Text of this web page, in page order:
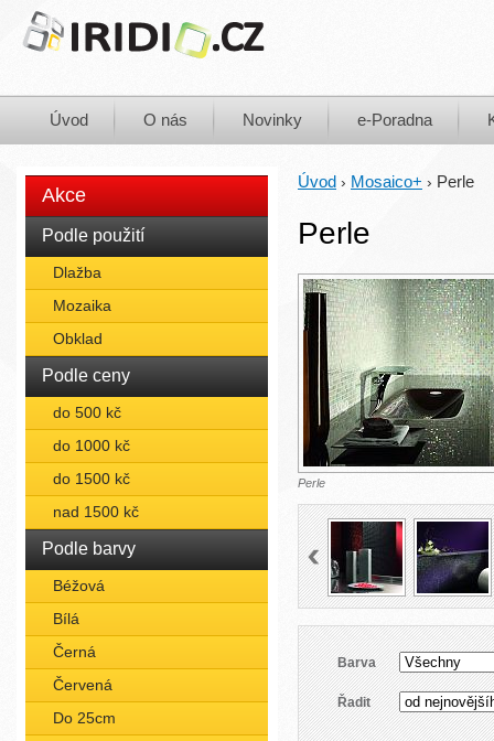
Úvod O nás Novinky e-Poradna
Akce
Podle použití
Dlažba
Mozaika
Obklad
Podle ceny
do 500 kč
do 1000 kč
do 1500 kč
nad 1500 kč
Podle barvy
Béžová
Bílá
Černá
Červená
Do 25cm
Úvod › Mosaico+ › Perle
Perle
Perle
Barva
Řadit